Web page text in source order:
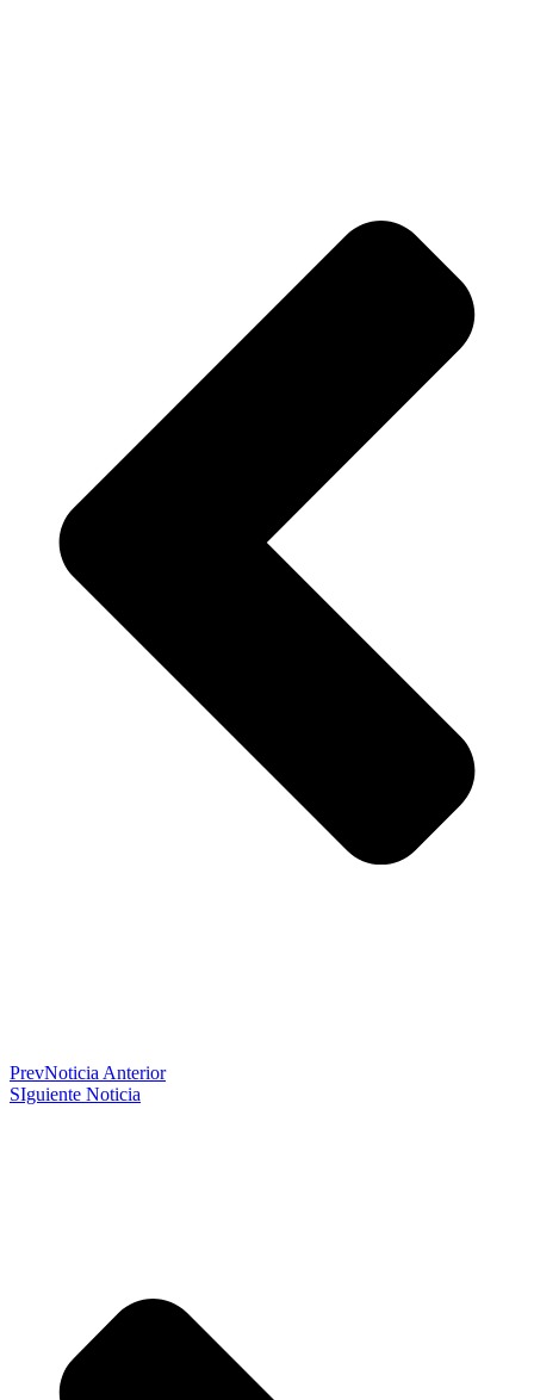
PrevNoticia Anterior
SIguiente Noticia